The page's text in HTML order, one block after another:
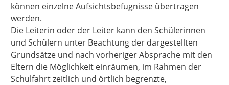
können einzelne Aufsichtsbefugnisse übertragen
werden.
Die Leiterin oder der Leiter kann den Schülerinnen
und Schülern unter Beachtung der dargestellten
Grundsätze und nach vorheriger Absprache mit den
Eltern die Möglichkeit einräumen, im Rahmen der
Schulfahrt zeitlich und örtlich begrenzte,